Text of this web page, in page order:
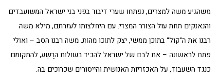
משהגיע משה למצרים, נפתחו שערי דיבור בפני בני ישראל המשועבדים
והנאנקים תחת עול הצורר המצרי. עם היחלצותו לעזרתם, מילא משה
רבנו את ה"קול" בתוכן ממשי, יצק לתוכו מהות. משה רבנו הסב – ואולי
פתח לראשונה – את לבם של ישראל להכיר בעוולות הרֶשַע, להתקומם
כנגד השעבוד, על האכזריות האנושית והייסורים שכרוכים בה.